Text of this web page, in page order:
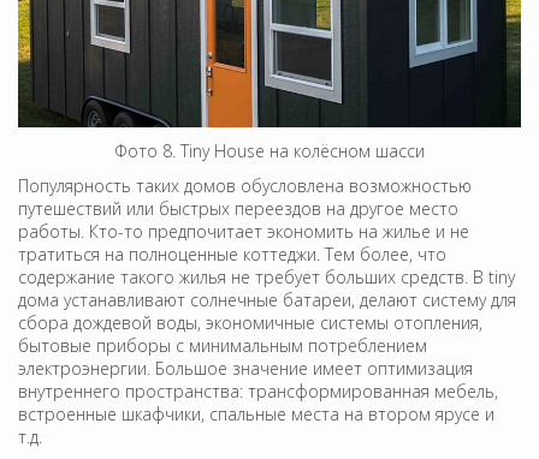
Фото 8. Tiny House на колёсном шасси
Популярность таких домов обусловлена возможностью
путешествий или быстрых переездов на другое место
работы. Кто-то предпочитает экономить на жилье и не
тратиться на полноценные коттеджи. Тем более, что
содержание такого жилья не требует больших средств. В tiny
дома устанавливают солнечные батареи, делают систему для
сбора дождевой воды, экономичные системы отопления,
бытовые приборы с минимальным потреблением
электроэнергии. Большое значение имеет оптимизация
внутреннего пространства: трансформированная мебель,
встроенные шкафчики, спальные места на втором ярусе и
т.д.